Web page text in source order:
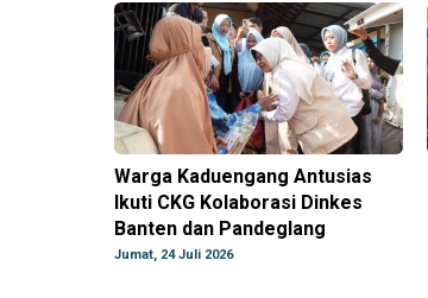
Warga Kaduengang Antusias
Ikuti CKG Kolaborasi Dinkes
Banten dan Pandeglang
Jumat, 24 Juli 2026